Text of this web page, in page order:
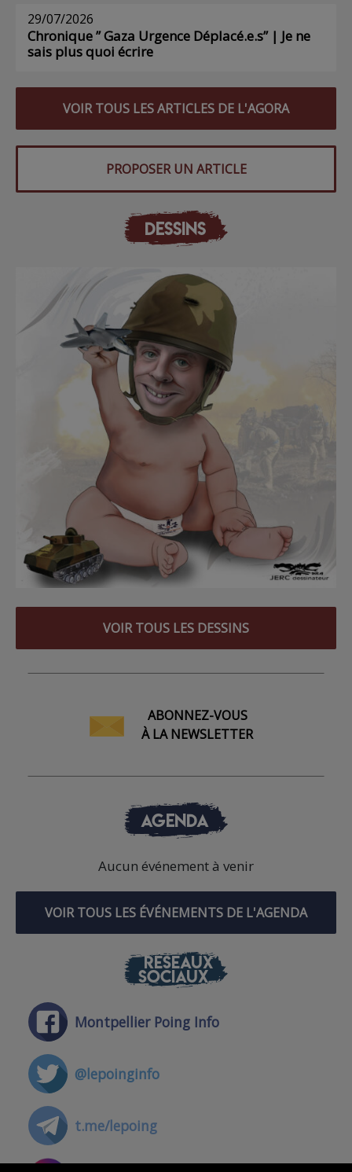
29/07/2026
Chronique ” Gaza Urgence Déplacé.e.s” | Je ne
sais plus quoi écrire
VOIR TOUS LES ARTICLES DE L'AGORA
PROPOSER UN ARTICLE
DESSINS
VOIR TOUS LES DESSINS
ABONNEZ-VOUS
À LA NEWSLETTER
AGENDA
Aucun événement à venir
VOIR TOUS LES ÉVÉNEMENTS DE L'AGENDA
RÉSEAUX
SOCIAUX
Montpellier Poing Info
@lepoinginfo
t.me/lepoing